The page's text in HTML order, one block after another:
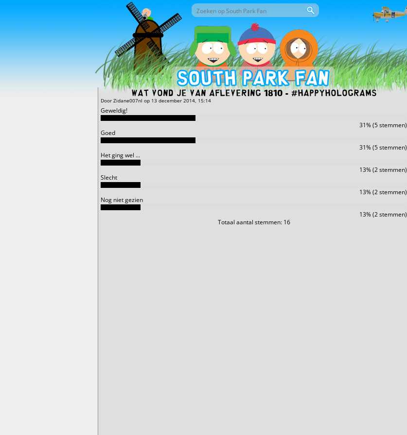
Zoekveld
Zoek door deze site
Wat vond je van aflevering 1810 - #HappyHolograms
Door Zidane007nl op 13 december 2014, 15:14
Geweldig!
31% (5 stemmen)
Goed
31% (5 stemmen)
Het ging wel ...
13% (2 stemmen)
Slecht
13% (2 stemmen)
Nog niet gezien
13% (2 stemmen)
Totaal aantal stemmen: 16